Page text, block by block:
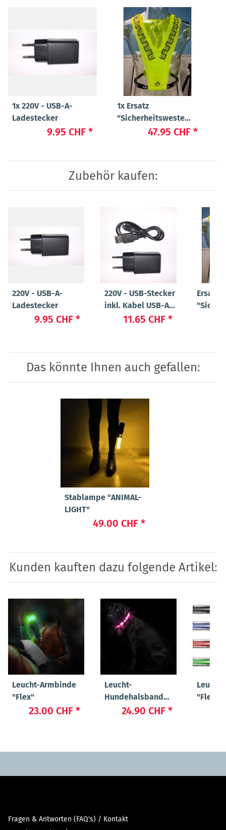
1x 220V - USB-A-
Ladestecker
9.95 CHF *
1x Ersatz
"Sicherheitsweste
"Flex" Small47.95 CHF *
Zubehör kaufen:
220V - USB-A-
Ladestecker
9.95 CHF *
220V - USB-Stecker
inkl. Kabel USB-A
auf USB Micro
11.65 CHF *
Ersatz
Das könnte Ihnen auch gefallen:
Stablampe "ANIMAL-
LIGHT"
49.00 CHF *
Kunden kauften dazu folgende Artikel:
Leucht-Armbinde
"Flex"
23.00 CHF *
Leucht-
Hundehalsband
"Cash"24.90 CHF *
"Flex"
Fragen & Antworten (FAQ's) / Kontakt